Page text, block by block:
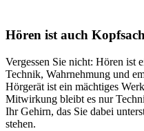
Hören ist auch
Vergessen Sie nicht: Hören ist
Technik, Wahrnehmung und
Hörgerät ist ein mächtiges
Mitwirkung bleibt es nur
Ihr Gehirn, das Sie dabei
stehen.